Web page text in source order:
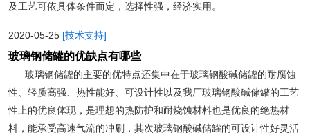
及工艺可依具体条件而定，选择性强，经济实用。
2020-05-25 [技术支持]
玻璃钢储罐的优缺点有哪些
玻璃钢储罐的主要的优特点还集中在于玻璃钢酸碱储罐的耐腐蚀
性、轻质高强、热性能好、可设计性以及我厂玻璃钢酸碱储罐的工艺
性上的优良体现，是理想的热防护和耐烧蚀材料也是优良的绝热材
料，能承受高速气流的冲刷，其次玻璃钢酸碱储罐的可设计性好灵活